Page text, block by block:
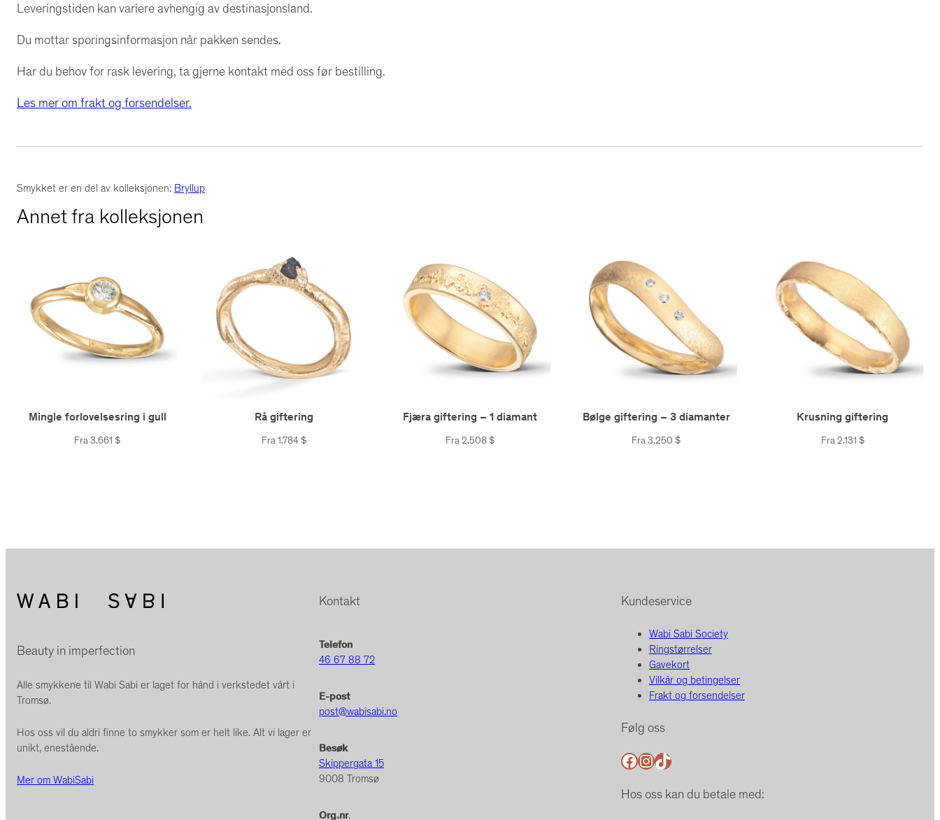
Leveringstiden kan variere avhengig av destinasjonsland.
Du mottar sporingsinformasjon når pakken sendes.
Har du behov for rask levering, ta gjerne kontakt med oss før bestilling.
Les mer om frakt og forsendelser.
Smykket er en del av kolleksjonen: Bryllup
Annet fra kolleksjonen
Mingle forlovelsesring i gull
Fra3.661$
Rå giftering
Fra1.784$
Fjæra giftering – 1 diamant
Fra2.508$
Bølge giftering – 3 diamanter
Fra3.250$
Krusning giftering
Fra2.131 $
Beauty in imperfection
Alle smykkene til Wabi Sabi er laget for hånd i verkstedet vårt i
Tromsø.
Hos oss vil du aldri finne to smykker som er helt like. Alt vi lager er
unikt, enestående.
Mer om WabiSabi
Kontakt
Telefon
46 67 88 72
E-post
post@wabisabi.no
Besøk
Skippergata 15
9008 Tromsø
Org.nr.
Kundeservice
Wabi Sabi Society
Ringstørrelser
Gavekort
Vilkår og betingelser
Frakt og forsendelser
Følg oss
Facebook Instagram TikTok
Hos oss kan du betale med: